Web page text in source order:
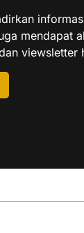
mendapat
viewsletter